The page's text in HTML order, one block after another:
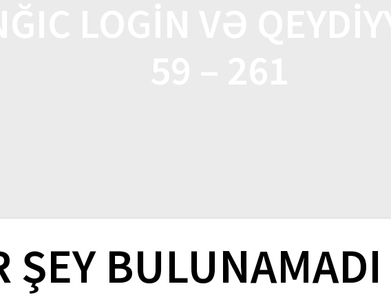
ŞEY BULUNAMADI